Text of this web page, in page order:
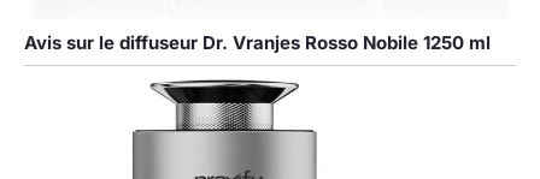
Avis sur le diffuseur Dr. Vranjes Rosso Nobile 1250 ml